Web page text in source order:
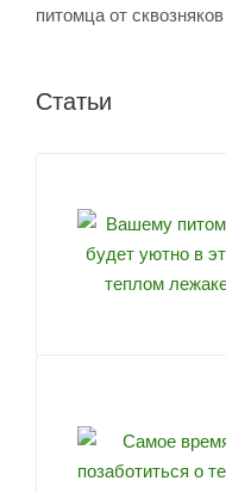
питомца от
Статьи